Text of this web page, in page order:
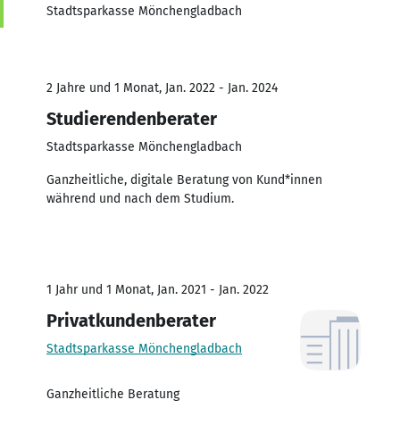
Stadtsparkasse Mönchengladbach
2 Jahre und 1 Monat, Jan. 2022 - Jan. 2024
Studierendenberater
Stadtsparkasse Mönchengladbach
Ganzheitliche, digitale Beratung von Kund*innen
während und nach dem Studium.
1 Jahr und 1 Monat, Jan. 2021 - Jan. 2022
Privatkundenberater
Stadtsparkasse Mönchengladbach
Ganzheitliche Beratung